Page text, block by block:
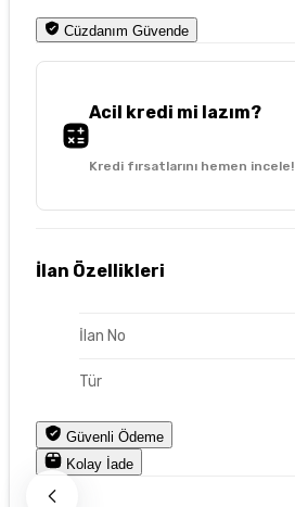
Cüzdanım Güvende
Acil kredi mi lazım?
Kredi fırsatlarını hemen incele!
İlan Özellikleri
İlan No
Tür
Güvenli Ödeme
Kolay İade